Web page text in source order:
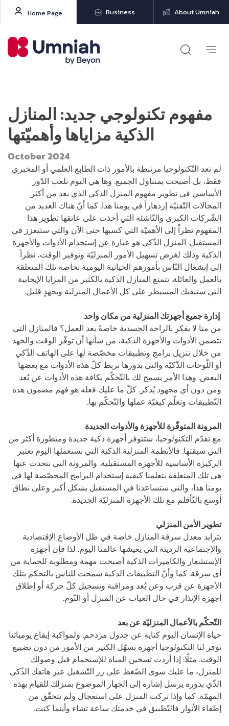
Home Page Business About Umniah
مفهوم تكنولوجي جديد: المنازل
الذكية مزاياها وأهميّتها
October 2024
لم تعد التّكنولوجيا مرتبطة بالأمور ذات الطابع العلمي أو المخبري
فقط، بل أصبحت بمتناول الجميع. وها هي اليوم تلعب الدّور
الأساسي في تطوير مفهوم المنزل الذكي الذي يعد من أكثر
المجالات التّقنيّة إزدهاراً في يومنا هذا. كما أنّ هناك العديد من
الشّركات الكبرى والنّاشئة التي أخذت على عاتقها تطوير هذا
المفهوم نظراً إلى الأهميّة التي كسبها حتى الآن والتي ستتعزز في
المستقبل. المنزل الذّكي هو عبارة عن إستخدام الأدوات والأجهزة
الذكية وذلك لغرض تسهيل الأمور المنزليّة وتوفير الوقت، نظراً
إلى إنشغال النّاس بأمورهم الحياتية اليومية بخاصة تلك المتعلقة
بالعمل والعائلة. تتمتع المنازل الذكية بالكثير من المزايا الإيجابية
التي ستبقيك المسيطر على كل الأعمال المنزلية وبجهدٍ قليل.
إدارة جميع أجهزتك المنزلية من مكان واحد
من منا لا يفكر بالراحة الجسدية خاصةً بعد العمل؟ فالمنازل التي
تتضمن الأدوات والأجهزة الذكية، من شأنها أن توفّر الوقت والجهد
من خلال تنزيل برامج وتطبيقات مخصّصة لها على الهاتف الذّكي
أو اللّوحات الذّكيّة والتي بدورها تربط كلّ هذه الأدوات مع بعضها
البعض. وهذا الأمر يسمح لك بالتّحكّم بكافة هذه الأدوات عن بُعد
ومن دون أي مجهود يُذكر. كلّ ما عليك فعله هو فهم مضمون هذه
التّطبيقات وتعلّم كيفيّة عملها والتّحكّم بها.
المرونة المتوفّرة للأجهزة والأدوات الجديدة
مع تقدّم التكنولوجيا، ستتوفر أجهزة ذكية جديدة ومتطورة أكثر من
التي سبقتها. فالأنظمة المنزلية الذكية التي نستعملها اليوم تعتبر
الركيزة الأساسية للأجهزة المستقبلية. والمرونة التي نتحدث عنها
هي تلك المتعلقة بتعلمنا كيفية إستخدام البرامج المخصّصة لها في
يومنا هذا، والتي ستساعدنا في المستقبل بشكل أكبر وعلى نطاق
أوسع بالتّأقلم مع تلك الأجهزة المنزليّة الجديدة.
تطوير الأمن المنزلي
يتزايد معدل سرقة المنازل خاصة في ظل الأوضاع الإقتصادية
والإجتماعية الرديئة التي يعيشها عالمنا اليوم. لذا فإن أجهزة
الإستشعار والكاميرات الذكية أصبحت مهمة ومطلوبة للحماية من
أي سرقة. كما وأنّ التطبيقات الذكية سمحت للناس بالتحكم بتلك
الأجهزة عن قرب وعن بُعد ومراقبة وتسجيل كلّ حركة أو إطلاق
أجهزة الإنذار في حال الغياب عن المنزل أو النّوم.
التّحكّم بالأعمال المنزليّة عن بعد
حياة الإنسان اليوم كناية عن جدول مزدحم. ولمواكبة إيقاع يومياتنا
توفر لنا التكنولوجيا أجهزة تسهّل الكثير من الأمور من دون تضييع
الوقت. مثلًا: إذا أردت تسخين المياه للإستحمام قبل وصولك
للمنزل، ما عليك سوى الضّغط على زر التّشغيل عبر هاتفك الذّكي
الذّي بدوره يرسل إشارة إلى الجهاز الموضوع بمنزلك للقيام بهذه
المهمّة. كما وإذا تركت المنزل على استعجال ولم تتحقّق من
إطفاء الأنوار فالتّطبيق في خدمتك ساعة تشاء وأينما كنت.